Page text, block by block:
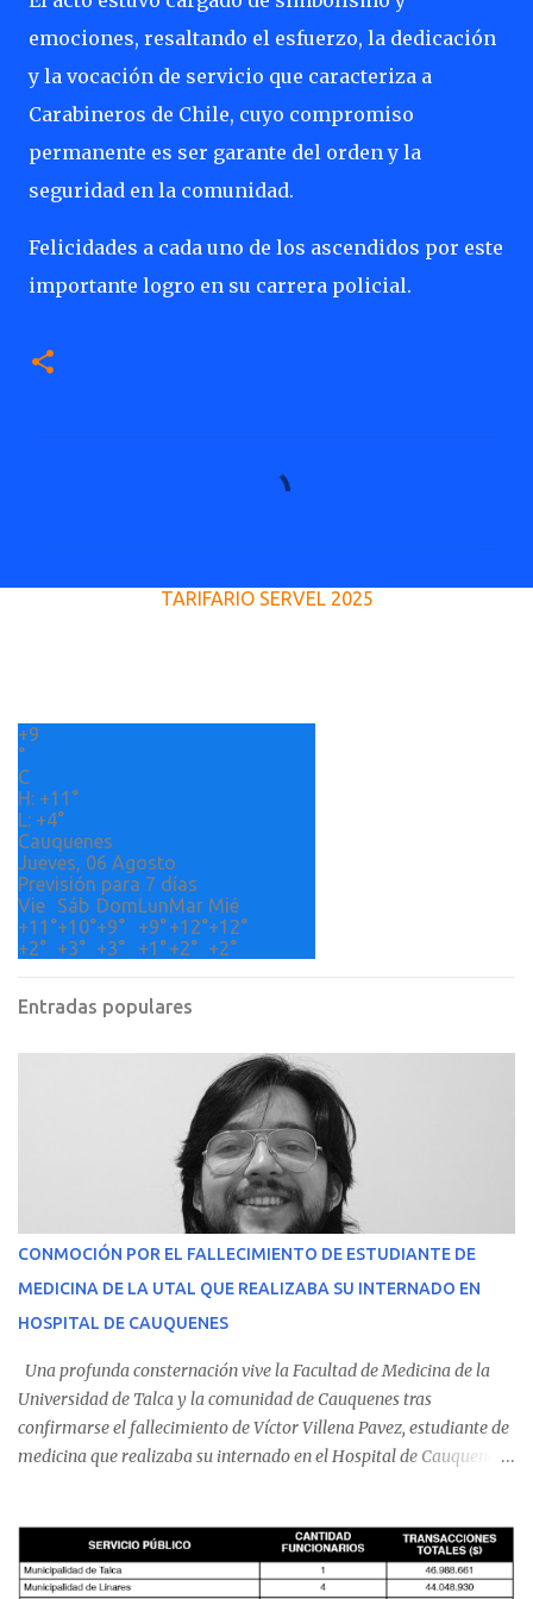
emociones, resaltando el esfuerzo, la dedicación
y la vocación de servicio que caracteriza a
Carabineros de Chile, cuyo compromiso
permanente es ser garante del orden y la
seguridad en la comunidad.
Felicidades a cada uno de los ascendidos por este
importante logro en su carrera policial.
s
TARIFARIO SERVEL 2025
+9
°
C
H: +11°
L: +4°
Cauquenes
Jueves, 06 Agosto
Previsión para 7 días
Vie
Sáb DomLunMar Mié
+11°+10°+9° +9°+12°+12°
+2° +3° +3° +1°+2° +2°
Entradas populares
CONMOCIÓN POR EL FALLECIMIENTO DE ESTUDIANTE DE
MEDICINA DE LA UTAL QUE REALIZABA SU INTERNADO EN
HOSPITAL DE CAUQUENES
Una profunda consternación vive la Facultad de Medicina de la
Universidad de Talca y la comunidad de Cauquenes tras
confirmarse el fallecimiento de Víctor Villena Pavez, estudiante de
medicina que realizaba su internado en el Hospital de Cauquenes.
malestares físicos. Dada la complejidad de su estado de salud, el
equipo médico determinó su traslado de urgencia al Hospital